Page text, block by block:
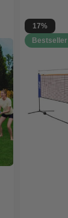
17%
Bestseller